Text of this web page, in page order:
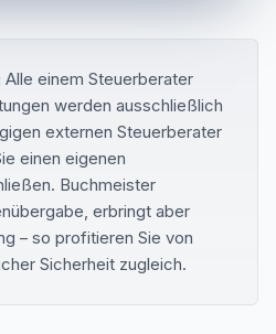
Alle einem Steuerberater
werden ausschließlich
externen Steuerberater
einen eigenen
Buchmeister
erbringt aber
– so profitieren Sie von
Sicherheit zugleich.